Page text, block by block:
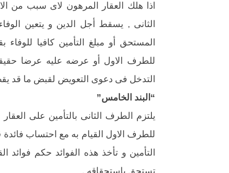
اذا هلك العقار المرهون لاى سبب من
الثانى , يسقط أجل الدين و يتعين
المستحق أو مبلغ التأمين كافيا
للطرف الاول أو عرضه عليه عرضا
التدخل فى دعوى التعويض لقبض ما قد
“البند الخامس”
يلتزم الطرف الثانى بالتأمين على
للطرف الاول القيام به مع احتساب
التأمين و تأخذ هذه الفوائد حكم
تستحق باستحقاقه .